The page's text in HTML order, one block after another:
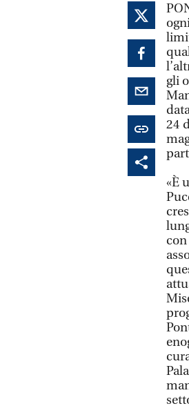
gli
24
«È